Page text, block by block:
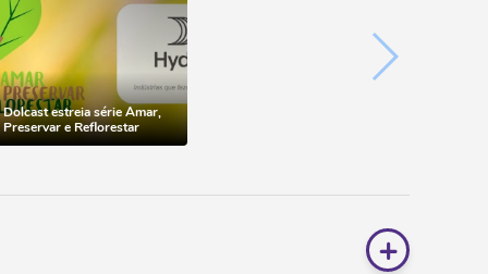
Dolcast estreia série Amar,
Preservar e Reflorestar
+